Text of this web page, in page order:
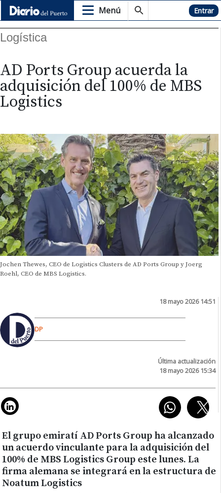
Menú Hemeroteca Entrar
Logística
AD Ports Group acuerda la
adquisición del 100% de MBS
Logistics
Jochen Thewes, CEO de Logistics Clusters de AD Ports Group y Joerg
Roehl, CEO de MBS Logistics.
18 mayo 2026 14:51
DP
Última actualización
18 mayo 2026 15:34
El grupo emiratí AD Ports Group ha alcanzado
un acuerdo vinculante para la adquisición del
100% de MBS Logistics Group este lunes. La
firma alemana se integrará en la estructura de
Noatum Logistics